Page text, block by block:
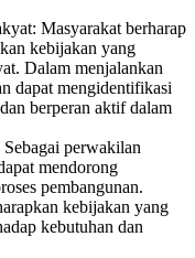
Masyarakat berharap
kebijakan yang
Dalam menjalankan
dapat mengidentifikasi
berperan aktif dalam
perwakilan
mendorong
pembangunan.
kebijakan yang
kebutuhan dan